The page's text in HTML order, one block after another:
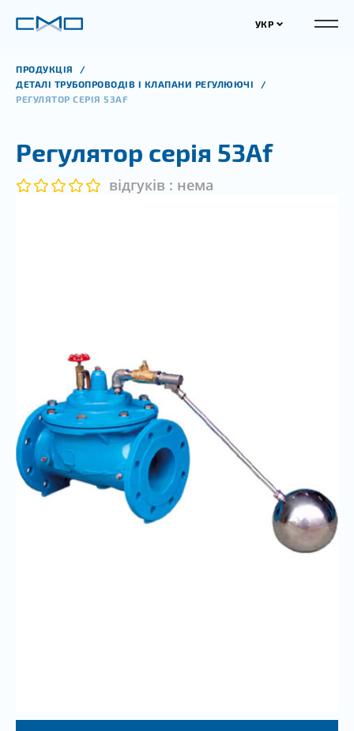
УКР
ПРОДУКЦІЯ
ДЕТАЛІ ТРУБОПРОВОДІВ І КЛАПАНИ РЕГУЛЮЮЧІ
РЕГУЛЯТОР СЕРІЯ 53АF
Регулятор серія 53Аf
відгуків : нема